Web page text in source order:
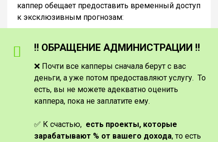
каппер обещает предоставить временный доступ
к эксклюзивным прогнозам:
‼️ ОБРАЩЕНИЕ АДМИНИСТРАЦИИ ‼️
❌ Почти все капперы сначала берут с вас
деньги, а уже потом предоставляют услугу. То
есть, вы не можете адекватно оценить
каппера, пока не заплатите ему.
✅ К счастью, есть проекты, которые
зарабатывают % от вашего дохода, то есть